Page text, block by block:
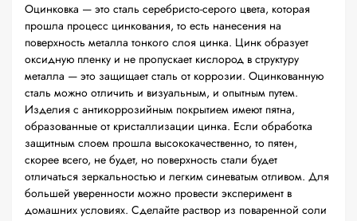
Оцинковка — это сталь серебристо-серого цвета, которая
прошла процесс цинкования, то есть нанесения на
поверхность металла тонкого слоя цинка. Цинк образует
оксидную пленку и не пропускает кислород в структуру
металла — это защищает сталь от коррозии. Оцинкованную
сталь можно отличить и визуальным, и опытным путем.
Изделия с антикоррозийным покрытием имеют пятна,
образованные от кристаллизации цинка. Если обработка
защитным слоем прошла высококачественно, то пятен,
скорее всего, не будет, но поверхность стали будет
отличаться зеркальностью и легким синеватым отливом. Для
большей уверенности можно провести эксперимент в
домашних условиях. Сделайте раствор из поваренной соли